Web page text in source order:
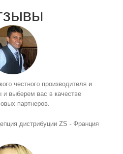
честного производителя и
выберем вас в качестве
партнеров.
дистрибуции ZS - Франция